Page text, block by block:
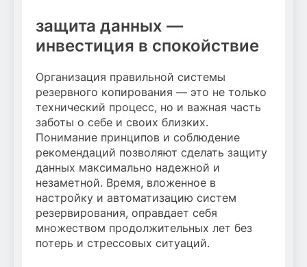
защита данных —
инвестиция в спокойствие
Организация правильной системы
резервного копирования — это не только
технический процесс, но и важная часть
заботы о себе и своих близких.
Понимание принципов и соблюдение
рекомендаций позволяют сделать защиту
данных максимально надежной и
незаметной. Время, вложенное в
настройку и автоматизацию систем
резервирования, оправдает себя
множеством продолжительных лет без
потерь и стрессовых ситуаций.